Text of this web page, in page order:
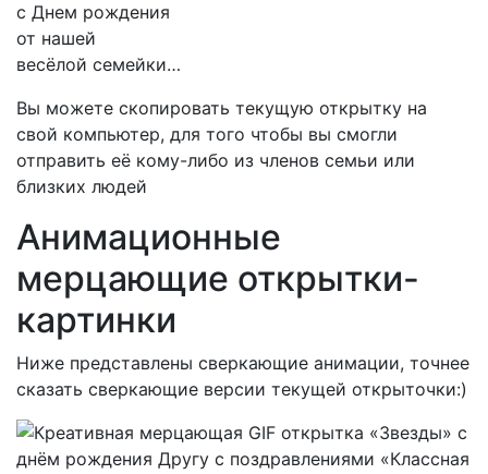
с Днем рождения
от нашей
весёлой семейки…
Вы можете скопировать текущую открытку на
свой компьютер, для того чтобы вы смогли
отправить её кому-либо из членов семьи или
близких людей
Анимационные
мерцающие открытки-
картинки
Ниже представлены сверкающие анимации, точнее
сказать сверкающие версии текущей открыточки:)